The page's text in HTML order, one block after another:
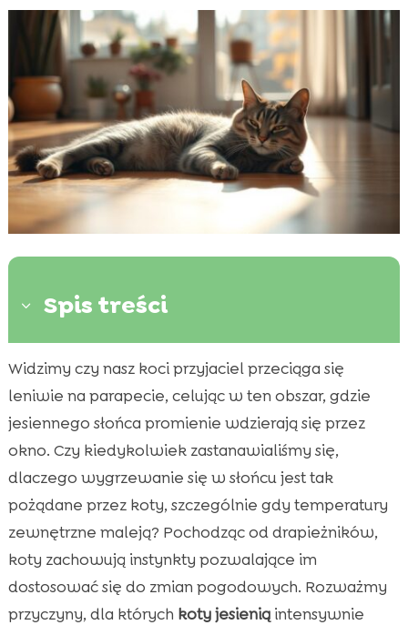
3 Spis treści
 Instynkty termoregulacji u kotów
 Dlaczego koty kochają ciepło?
 Poszukiwanie słońca przez kota jesienią
 Zmiana pór roku a zachowanie kotów
 Jak pomóc kotu znaleźć ciepło jesienią?
 CricksyCat – idealne jedzenie dla kotów

Znaczenie odpowiedniej diety w zimniejszych
miesiącach
 Wpływ słońca na zdrowie i samopoczucie
kota
Widzimy czy nasz koci przyjaciel przeciąga się
leniwie na parapecie, celując w ten obszar, gdzie
jesiennego słońca promienie wdzierają się przez
okno. Czy kiedykolwiek zastanawialiśmy się,
dlaczego wygrzewanie się w słońcu jest tak
pożądane przez koty, szczególnie gdy temperatury
zewnętrzne maleją? Pochodząc od drapieżników,
koty zachowują instynkty pozwalające im
dostosować się do zmian pogodowych. Rozważmy
przyczyny, dla których koty jesieniąintensywnie